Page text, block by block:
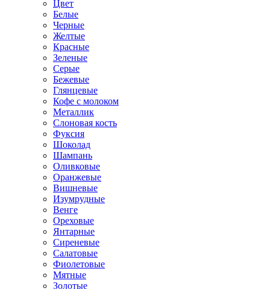
Цвет
Белые
Черные
Желтые
Красные
Зеленые
Серые
Бежевые
Глянцевые
Кофе с молоком
Металлик
Слоновая кость
Фуксия
Шоколад
Шампань
Оливковые
Оранжевые
Вишневые
Изумрудные
Венге
Ореховые
Янтарные
Сиреневые
Салатовые
Фиолетовые
Мятные
Золотые